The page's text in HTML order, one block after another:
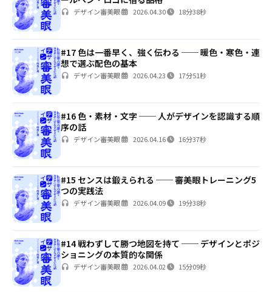
デザイン審美眼 2026.04.30 18分38秒
#17 色は一番早く、強く伝わる ── 暖色・寒色・連
想で選ぶ配色の基本
デザイン審美眼 2026.04.23 17分51秒
#16 色・素材・文字 ── 人がデザインを認識する順
序の話
デザイン審美眼 2026.04.16 16分37秒
#15 センスは鍛えられる ── 審美眼トレーニング5
つの実践法
デザイン審美眼 2026.04.09 19分38秒
#14 戦わずして勝つ地図を持て ── デザインとポジ
ショニングの本質的な関係
デザイン審美眼 2026.04.02 15分09秒